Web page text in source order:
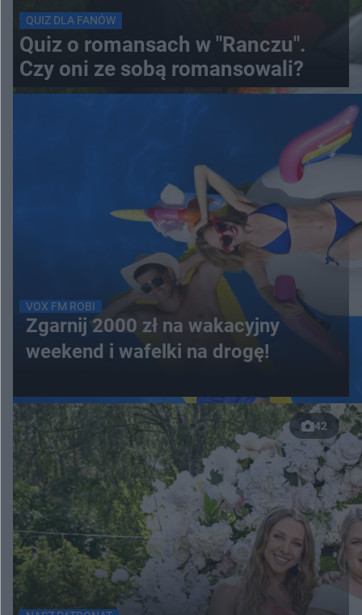
QUIZ DLA FANÓW
Quiz o romansach w "Ranczu".
Czy oni ze sobą romansowali?
VOX FM ROBI
Zgarnij 2000 zł na wakacyjny
weekend i wafelki na drogę!
42